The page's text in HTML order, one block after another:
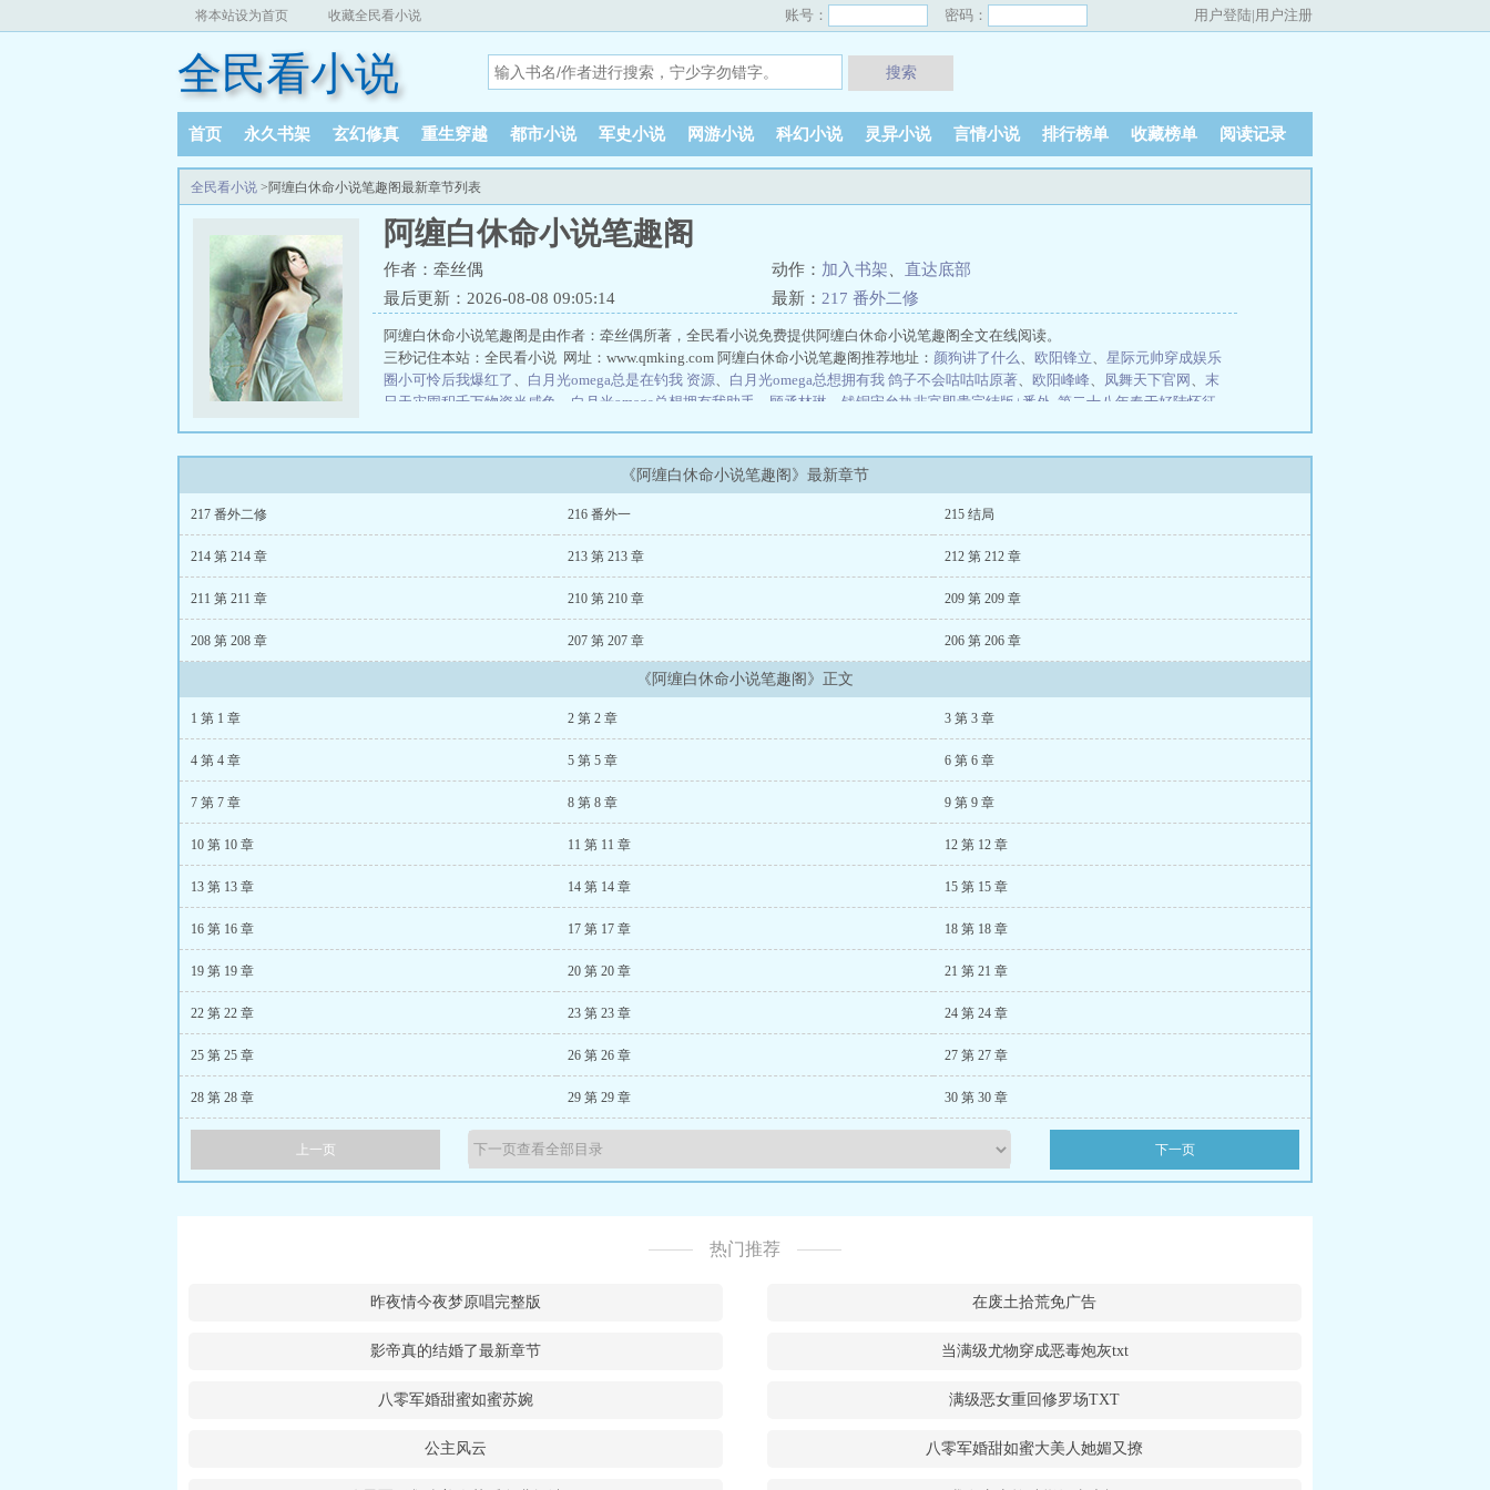
将本站设为首页 收藏全民看小说 账号： 密码： 用户登陆|用户注册
全民看小说 搜索
首页 永久书架 玄幻修真 重生穿越 都市小说 军史小说 网游小说 科幻小说 灵异小说 言情小说 排行榜单 收藏榜单 阅读记录
全民看小说 >阿缠白休命小说笔趣阁最新章节列表
阿缠白休命小说笔趣阁
作者：牵丝偶 动作： 加入书架
直达底部
最后更新：2026-08-08 09:05:14
最新： 217 番外二修
阿缠白休命小说笔趣阁是由作者：牵丝偶所著，全民看小说免费提供阿缠白休命小说笔趣阁全文在线阅读。
三秒记住本站：全民看小说 网址：www.qmking.com 阿缠白休命小说笔趣阁推荐地址： 颜狗讲了什么、 欧阳锋立、 星际元帅穿成娱乐
圈小可怜后我爆红了 、 白月光omega总是在钓我 资源、 白月光omega总想拥有我 鸽子不会咕咕咕原著、 欧阳峰峰、 凤舞天下官网 、 末
日天灾囤积千万物资当咸鱼
白月光omega总想拥有我助手 顾丞林琳 钱铜宋允执非富即贵完结版+番外 第二十八年春于好陆怀征
谢随寂白在冷漠的他怀里撒个娇完结版+番外
分野完结版+番外 向园徐燕时小说笔趣阁 韩千君辛泽渊贵妃二嫁完结版+番外 谢随寂白小说笔趣阁 于好陆怀征第二十八年春完结版
孙哲叶巧都市之医武风流阴阳圣心诀、 魏坪政魏瑕小说哥哥别装了你是真有实力
《阿缠白休命小说笔趣阁》最新章节
217 番外二修 216 番外一 215 结局
214 第 214 章 213 第 213 章 212 第 212 章
211 第 211 章 210 第 210 章 209 第 209 章
208 第 208 章 207 第 207 章 206 第 206 章
《阿缠白休命小说笔趣阁》正文
1 第 1 章 2 第 2 章 3 第 3 章
4 第 4 章 5 第 5 章 6 第 6 章
7 第 7 章 8 第 8 章 9 第 9 章
10 第 10 章 11 第 11 章 12 第 12 章
13 第 13 章 14 第 14 章 15 第 15 章
16 第 16 章 17 第 17 章 18 第 18 章
19 第 19 章 20 第 20 章 21 第 21 章
22 第 22 章 23 第 23 章 24 第 24 章
25 第 25 章 26 第 26 章 27 第 27 章
28 第 28 章 29 第 29 章 30 第 30 章
上一页 下一页
热门推荐
昨夜情今夜梦原唱完整版 在废土拾荒免广告
影帝真的结婚了最新章节 当满级尤物穿成恶毒炮灰txt
八零军婚甜蜜如蜜苏婉 满级恶女重回修罗场TXT
公主风云 八零军婚甜如蜜大美人她媚又撩